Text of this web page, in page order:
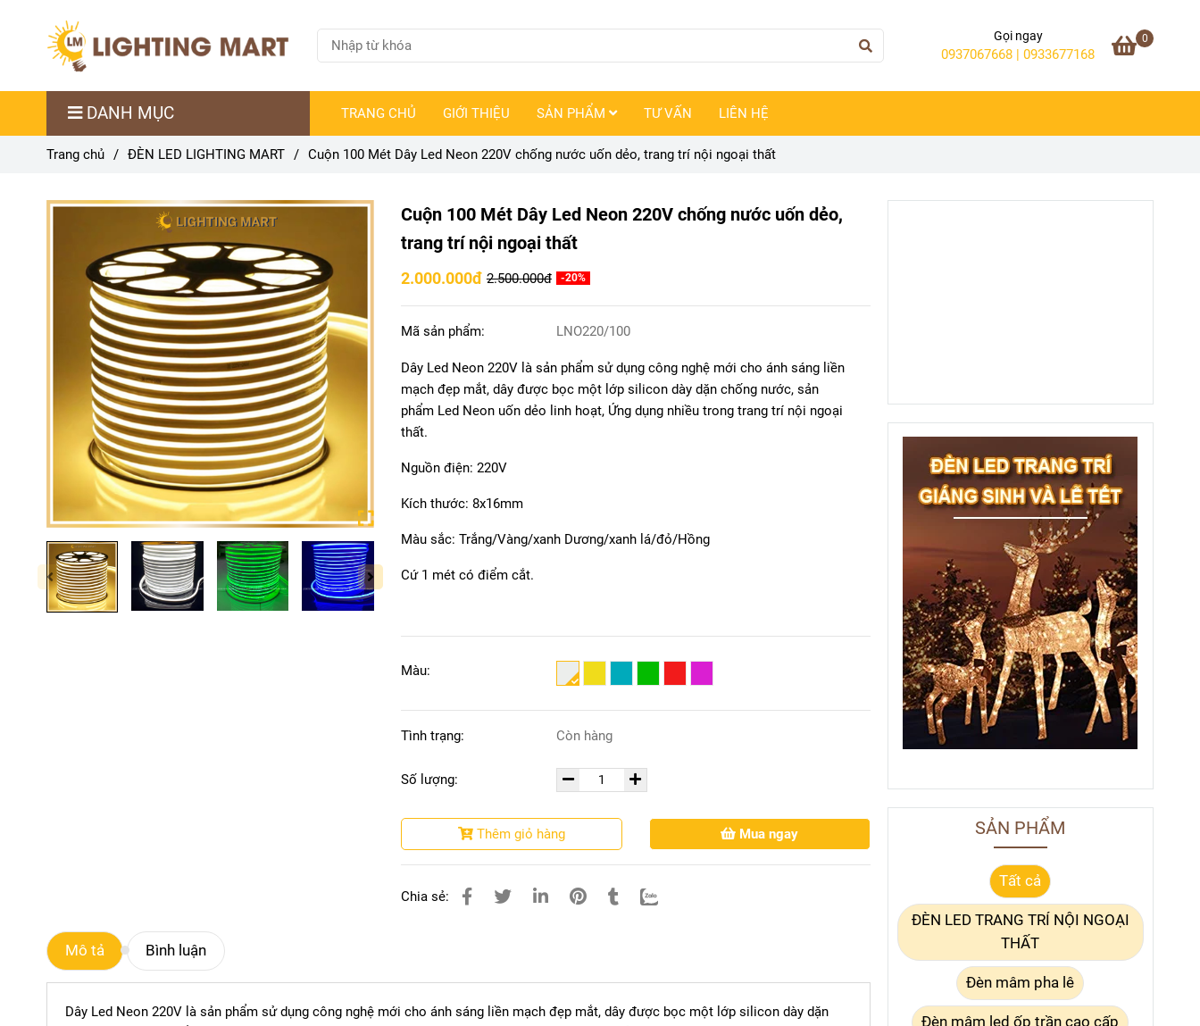
Gọi ngay
0937067668 | 0933677168
0
DANH MỤC TRANG CHỦ GIỚI THIỆU SẢN PHẨM TƯ VẤN LIÊN HỆ
Trang chủ / ĐÈN LED LIGHTING MART / Cuộn 100 Mét Dây Led Neon 220V chống nước uốn dẻo, trang trí nội ngoại thất
Cuộn 100 Mét Dây Led Neon 220V chống nước uốn dẻo,
trang trí nội ngoại thất
2.000.000đ 2.500.000đ -20%
Mã sản phẩm: LNO220/100
Dây Led Neon 220V là sản phẩm sử dụng công nghệ mới cho ánh sáng liền
mạch đẹp mắt, dây được bọc một lớp silicon dày dặn chống nước, sản
phẩm Led Neon uốn dẻo linh hoạt, Ứng dụng nhiều trong trang trí nội ngoại
thất.
Nguồn điện: 220V
Kích thước: 8x16mm
Màu sắc: Trắng/Vàng/xanh Dương/xanh lá/đỏ/Hồng
Cứ 1 mét có điểm cắt.
Màu:
Tình trạng: Còn hàng
Số lượng:
Thêm giỏ hàng Mua ngay
Chia sẻ:
Mô tả Bình luận
Dây Led Neon 220V là sản phẩm sử dụng công nghệ mới cho ánh sáng liền mạch đẹp mắt, dây được bọc một lớp silicon dày dặn
SẢN PHẨM
Tất cả
ĐÈN LED TRANG TRÍ NỘI NGOẠI
THẤT
Đèn mâm pha lê
Đèn mâm led ốp trần cao cấp